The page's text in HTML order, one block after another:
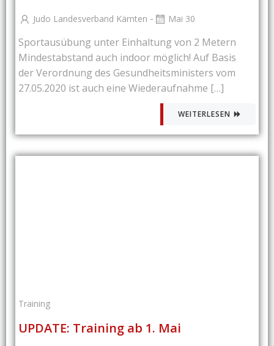
Judo Landesverband Kärnten - Mai 30
Sportausübung unter Einhaltung von 2 Metern
Mindestabstand auch indoor möglich! Auf Basis
der Verordnung des Gesundheitsministers vom
27.05.2020 ist auch eine Wiederaufnahme […]
WEITERLESEN
Training
UPDATE: Training ab 1. Mai